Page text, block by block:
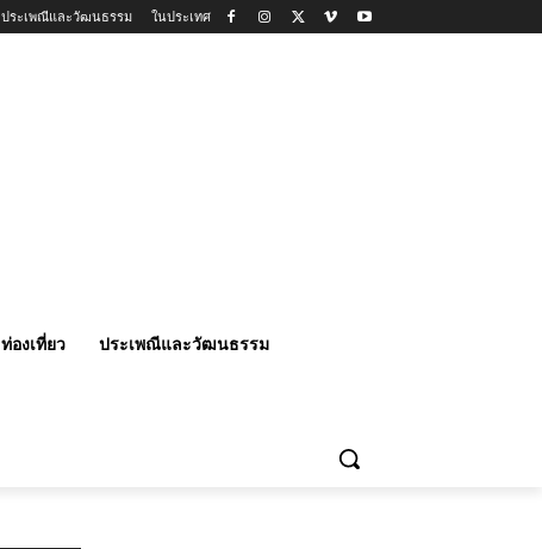
ประเพณีและวัฒนธรรม ในประเทศ
ท่องเที่ยว ประเพณีและวัฒนธรรม